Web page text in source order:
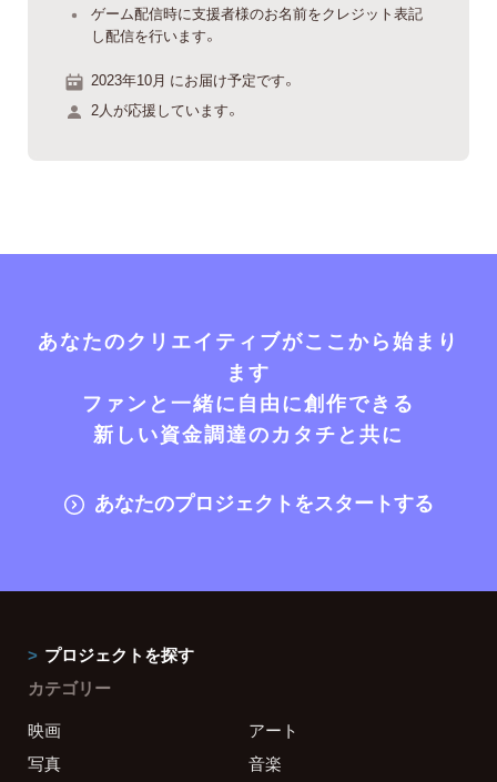
ゲーム配信時に支援者様のお名前をクレジット表記
し配信を行います。
2023年10月 にお届け予定です。
2人が応援しています。
あなたのクリエイティブがここから始まり
ます
ファンと一緒に自由に創作できる
新しい資金調達のカタチと共に
あなたのプロジェクトをスタートする
プロジェクトを探す
カテゴリー
映画
アート
写真
音楽